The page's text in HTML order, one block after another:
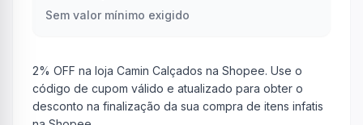
Sem valor mínimo exigido
2% OFF na loja Camin Calçados na Shopee. Use o
código de cupom válido e atualizado para obter o
desconto na finalização da sua compra de itens infatis